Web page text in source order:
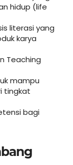
hidup (life
literasi yang
karya
Teaching
mampu
tingkat
bagi